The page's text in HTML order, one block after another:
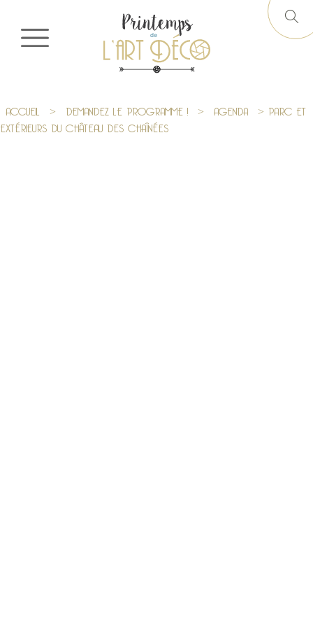
ACCUEIL > DEMANDEZ LE PROGRAMME ! > AGENDA > PARC ET
EXTÉRIEURS DU CHÂTEAU DES CHAÎNÉES